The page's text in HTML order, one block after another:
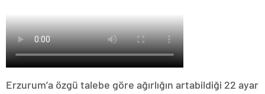
Erzurum’a özgü talebe göre ağırlığın artabildiği 22 ayar